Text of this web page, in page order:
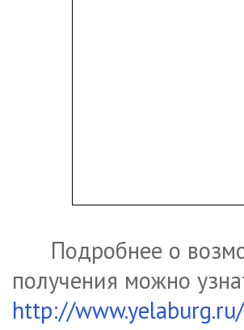
Подробнее о
получения можно
http://